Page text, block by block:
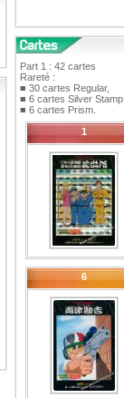
Part 1 : 42 cartes
Rareté :
■ 30 cartes Regular,
■ 6 cartes Silver Stamp,
■ 6 cartes Prism.
1
6